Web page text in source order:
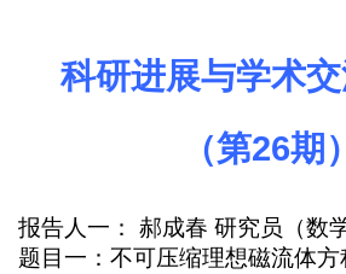
科研进展与学术
（第26期）
报告人一： 郝成春 研究员 （数
题目一： 不可压缩理想磁流体